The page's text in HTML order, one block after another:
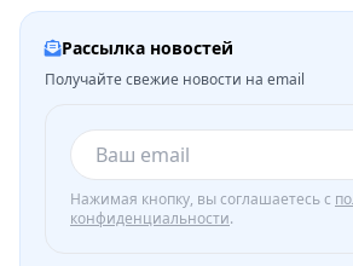
Рассылка новостей
Получайте свежие новости на email
Нажимая кнопку, вы соглашаетесь с
конфиденциальности.